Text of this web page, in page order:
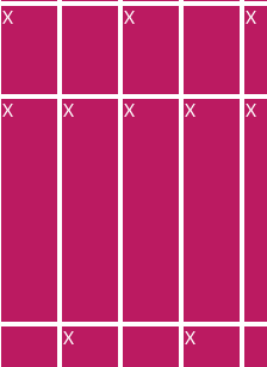
X X X
X X X X X
X X